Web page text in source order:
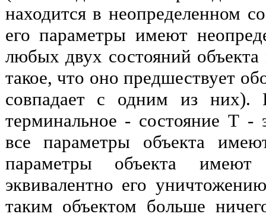
находится в неопределенном
его параметры имеют
любых двух состояний
такое, что оно предшествует
совпадает с одним из
терминальное - состояние Т -
все параметры объекта
параметры объекта
эквивалентно его
таким объектом больше